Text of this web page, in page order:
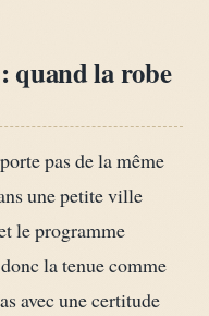
quand la robe
pas de la même
une petite ville
le programme
la tenue comme
avec une certitude